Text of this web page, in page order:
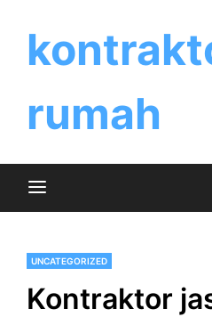
content
rumah
UNCATEGORIZED
Kontraktor